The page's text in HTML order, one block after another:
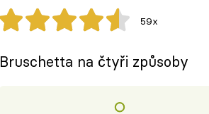
59x
Bruschetta na čtyři způsoby